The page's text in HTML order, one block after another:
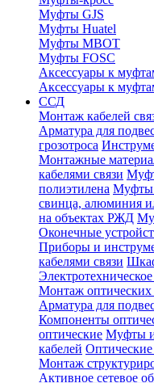
Муфты GJS
Муфты Huatel
Муфты МВОТ
Муфты FOSC
Аксессуары к
Аксессуары к
ССД
Монтаж кабелей
Арматура для
грозотроса
Монтажные
кабелями связи
полиэтилена Муфты
свинца, алюминия
на объектах РЖД
Оконечные
Приборы и
кабелями связи
Монтаж оптических
Арматура для
Компоненты
оптические Муфты и
кабелей Оптические
Монтаж
Активное сетевое